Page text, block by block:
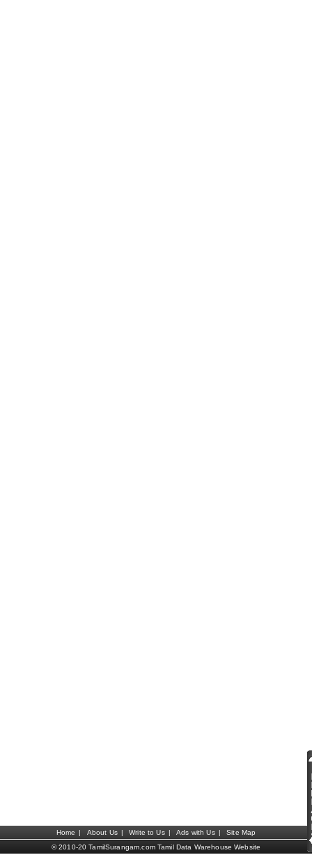
Home | About Us | Write to Us | Ads with Us |
Site Map
© 2010-20 TamilSurangam.com Tamil Data Warehouse Website